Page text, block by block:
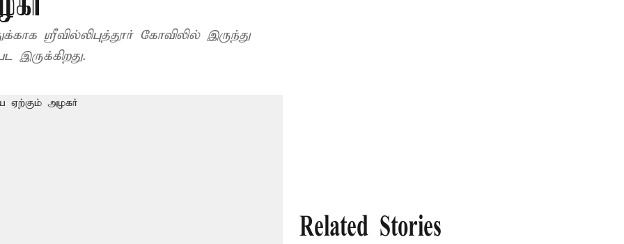
ஸ்ரீவில்லிபுத்தூர் கோவிலில் இருந்து
Related Stories